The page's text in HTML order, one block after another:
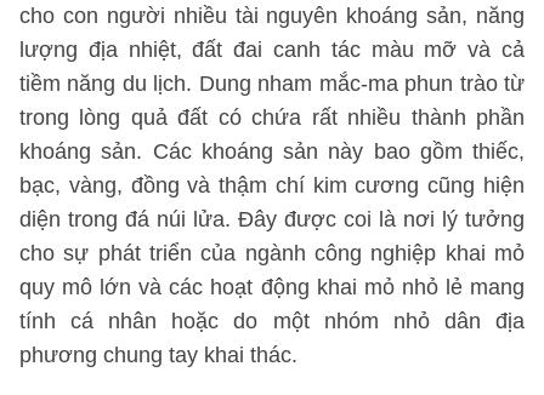
cho con người nhiều tài nguyên khoáng sản, năng
lượng địa nhiệt, đất đai canh tác màu mỡ và cả
tiềm năng du lịch. Dung nham mắc-ma phun trào từ
trong lòng quả đất có chứa rất nhiều thành phần
khoáng sản. Các khoáng sản này bao gồm thiếc,
bạc, vàng, đồng và thậm chí kim cương cũng hiện
diện trong đá núi lửa. Đây được coi là nơi lý tưởng
cho sự phát triển của ngành công nghiệp khai mỏ
quy mô lớn và các hoạt động khai mỏ nhỏ lẻ mang
tính cá nhân hoặc do một nhóm nhỏ dân địa
phương chung tay khai thác.